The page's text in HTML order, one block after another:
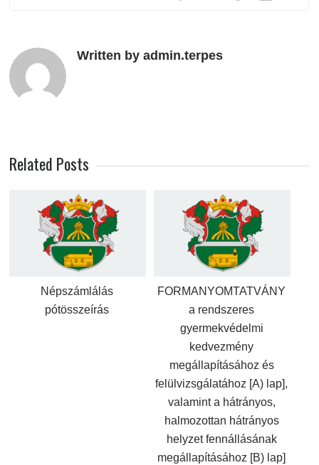
Written by admin.terpes
Related Posts
Népszámlálás
pótösszeírás
FORMANYOMTATVÁNY
a rendszeres
gyermekvédelmi
kedvezmény
megállapításához és
felülvizsgálatához [A) lap],
valamint a hátrányos,
halmozottan hátrányos
helyzet fennállásának
megállapításához [B) lap]